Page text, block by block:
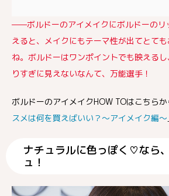
——ボルドーのアイメイクにボルドーのリ
えると、メイクにもテーマ性が出てとて
ね。ボルドーはワンポイントでも映える
りすぎに見えないなんて、万能選手！
ボルドーのアイメイクHOW TOはこちら
スメは何を買えばいい？〜アイメイク編〜
ナチュラルに色っぽく♡なら
ュ！